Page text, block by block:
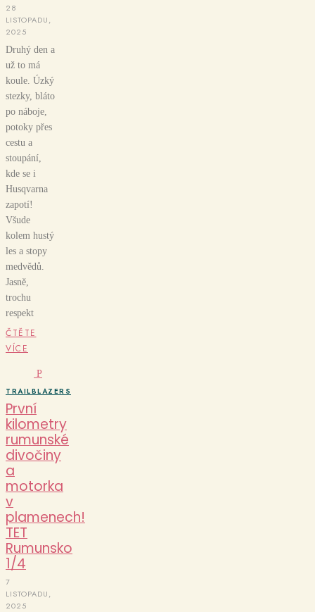
28
LISTOPADU,
2025
Druhý den a
už to má
koule. Úzký
stezky, bláto
po náboje,
potoky přes
cestu a
stoupání,
kde se i
Husqvarna
zapotí!
Všude
kolem hustý
les a stopy
medvědů.
Jasně,
trochu
respekt
ČTĚTE
VÍCE
P
TRAILBLAZERS
První
kilometry
rumunské
divočiny
a
motorka
v
plamenech!
TET
Rumunsko
1/4
7
LISTOPADU,
2025